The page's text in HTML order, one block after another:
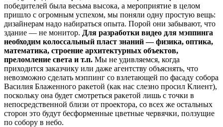
победителей была весьма высока, а мероприятие в целом
пришло с огромным успехом, мы поняли одну простую вещь:
дизайнерам надо набираться опыта. Порой они забывают, что
здание — не монитор. Для разработки видео для мэппинга
необходим колоссальный пласт знаний — физика, оптика,
математика, строение архитектурных объектов,
преломление света и т.п. Мы не удивляемся, когда
приходится заказчику или даже агентству объяснять, что
невозможно сделать мэппинг со взлетающей по фасаду собора
Василия Блаженного ракетой (как нас слезно просил Клиент),
поскольку она будет смотреться ракетой лишь с точки в
непосредственной близи от проектора, со всех же остальных
сторон это будут бесформенные цветные червячки, ползущие
по собору в небо.